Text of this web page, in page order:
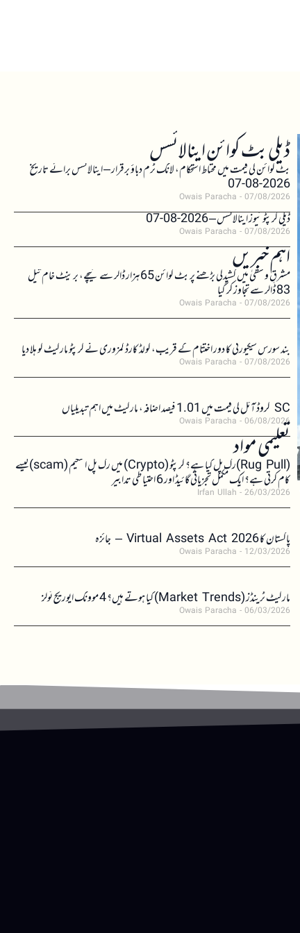
ڈیلی بٹ کوائن اینالائسس
بٹ کوائن کی قیمت میں محتاط استحکام، لانگ ٹرم دباؤ برقرار – اینالائسس برائے تاریخ
2026-08-07
Owais Paracha 07/08/2026
ڈیلی کرپٹو نیوز اینالائسس – 2026-08-07
Owais Paracha 07/08/2026
اہم خبریں مشرقِ وسطیٰ میں کشیدگی بڑھنے پر بٹ کوائن 65 ہزار ڈالر سے نیچے، برینٹ خام تیل
83 ڈالر سے تجاوز کر گیا
Owais Paracha 07/08/2026
بند سورس سیکیورٹی کا دور اختتام کے قریب، کولڈ کارڈ کمزوری نے کرپٹو مارکیٹ کو ہلا دیا
Owais Paracha 07/08/2026
SC کروڈ آئل کی قیمت میں 1.01 فیصد اضافہ، مارکیٹ میں اہم تبدیلیاں
Owais Paracha 06/08/2026
تعلیمی مواد (Rug Pull)رگ پل کیا ہے؟ کرپٹو (Crypto) میں رگ پل اسکیم (scam)کیسے
کام کرتی ہے؟ ایک مکمل تجزیاتی گائیڈ اور 6 احتیاطی تدابیر
Irfan Ullah 26/03/2026
پاکستان کا Virtual Assets Act 2026 – جائزہ
Owais Paracha 12/03/2026
مارکیٹ ٹرینڈز (Market Trends) کیا ہوتے ہیں؟ 4 موونگ ایوریج ٹولز
Owais Paracha 06/03/2026